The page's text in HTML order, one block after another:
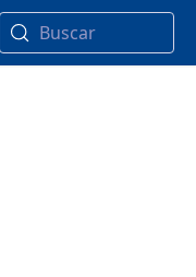
Buscar